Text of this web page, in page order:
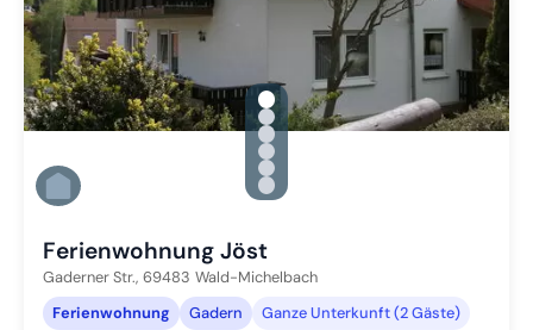
gallery.slide_selector
Zu Slide 1 wechseln
Zu Slide 2 wechseln
Zu Slide 3 wechseln
Zu Slide 4 wechseln
Zu Slide 5 wechseln
Zu Slide 6 wechseln
Ferienwohnung Jöst
Gaderner Str., 69483 Wald-Michelbach
Ferienwohnung
Gadern Ganze Unterkunft (2 Gäste)